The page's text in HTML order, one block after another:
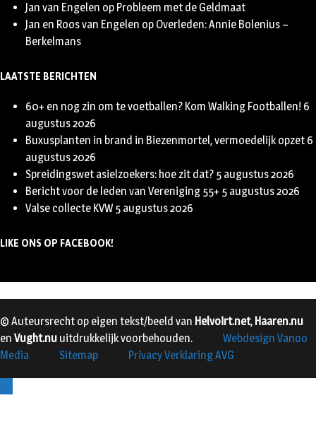
Jan van Engelen op Probleem met de Geldmaat
Jan en Roos van Engelen op Overleden: Annie Bolenius –
Berkelmans
LAATSTE BERICHTEN
60+ en nog zin om te voetballen? Kom Walking Footballen! 6
augustus 2026
Buxusplanten in brand in Biezenmortel, vermoedelijk opzet 6
augustus 2026
Spreidingswet asielzoekers: hoe zit dat? 5 augustus 2026
Bericht voor de leden van Vereniging 55+ 5 augustus 2026
Valse collecte KVW 5 augustus 2026
LIKE ONS OP FACEBOOK!
© Auteursrecht op eigen tekst/beeld van Helvoirt.net, Haaren.nu
en Vught.nu uitdrukkelijk voorbehouden.
Webdesign Vanoo
Media
Sitemap Privacy Verklaring AVG